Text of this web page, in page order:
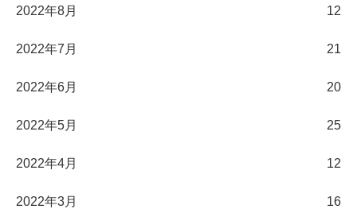
2022年8月 12
2022年7月 21
2022年6月 20
2022年5月 25
2022年4月 12
2022年3月 16